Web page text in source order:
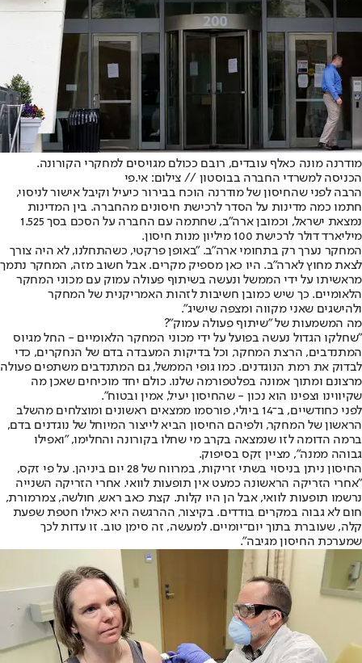
מודרנה מונה כאלף עובדים, רובם ככולם מגויסים למחקרי הקורונה.
הכניסה למשרדי החברה בבוסטון // צילום: אי.פי
הרבה לפני שהחיסון של מודרנה הוכח בבירור כיעיל וקיבל אישור לניסוי,
חתמו כמה מדינות על הסדר לרכישת חיסונים מהחברה. בין המדינות
נמצאת ישראל, וכמובן ארה"ב, שחתמה עם החברה על הסכם בסך 1.525
מיליארד דולר לרכישת 100 מיליון מנות חיסון.
המחקר נערך רק בתחומי ארה"ב. "באופן פרקטי, כשהתחלנו, לא היה צורך
לצאת מחוץ לארה"ב. היו כאן מספיק מקרים. אבל חשוב מזה, המחקר נתמך
מראשיתו על ידי הממשל ונעשה בשיתוף פעולה עמוק עם מכוני המחקר
הלאומיים. כך שיש כמובן חשיבות לזהות האמריקנית של המחקר
ולהישגים שאני מקווה ומצפה שישיג".
מה המשמעות של "שיתוף פעולה עמוק"?
"שחלקו הגדול נעשה בפועל על ידי מכוני המחקר הלאומיים - החל מגיוס
המתנדבים, הרצת המחקר, וכל בדיקות המעבדה בדם של הנחקרים, כדי
לבדוק את רמת הנוגדנים. כמו גופי הממשל, גם המתנדבים משתפים פעולה
מרצונם ומתוך אמונה בפלטפורמה שלנו. כולם יחד מוכיחים שאכן מה
שקיווינו וצפינו הוא נכון - שהחיסון יעיל, אמין ובטוח".
לפני כחודשיים, ב־14 ביולי, פורסמו ממצאים ראשונים ומוצלחים מהשלב
הראשון של המחקר, ולפיהם החיסון הביא לייצור המיוחל של נוגדנים בדם,
ברמה הדומה לזו שנמצאה בקרב מי שחלו בקורונה והחלימו, "ואפילו
גבוהה ממנה", מציין זקס בסיפוק.
החיסון ניתן בניסוי בשתי זריקות, במרווח של 28 יום ביניהן. על פי זקס,
"אחרי הזריקה הראשונה כמעט אין תופעות לוואי. אחרי הזריקה השנייה
נרשמו תופעות לוואי, אבל הן היו קלות. קצת כאב ראש, חולשה, צמרמורת,
חום לא גבוה במקרים בודדים. בקיצור, ההרגשה היא כאילו חטפת שפעת
קלה, שעוברת בתוך יום־יומיים. למעשה, זה סימן טוב. זו עדות לכך
שמערכת החיסון מגיבה".